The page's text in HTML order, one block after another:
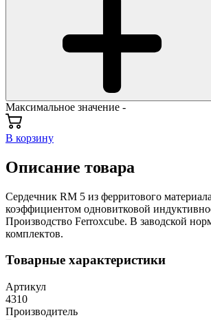
Максимальное значение -
В корзину
Описание товара
Cердечник RM 5 из ферритового
коэффициентом одновитковой
Производство Ferroxcube. В заводской
комплектов.
Товарные характеристики
Артикул
4310
Производитель